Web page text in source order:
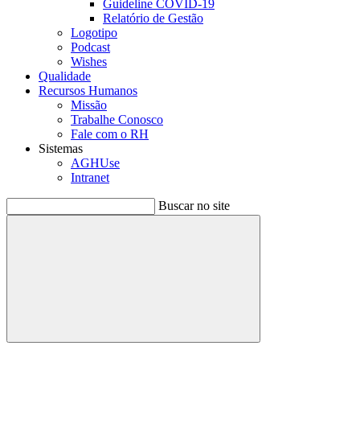
Guideline COVID-19
Relatório de Gestão
Logotipo
Podcast
Wishes
Qualidade
Recursos Humanos
Missão
Trabalhe Conosco
Fale com o RH
Sistemas
AGHUse
Intranet
Buscar no site
Buscar